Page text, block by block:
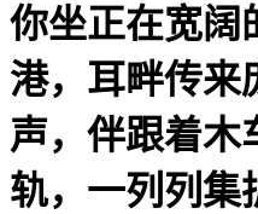
你坐正在宽阔
港，耳畔传来
声，伴跟着木
轨，一列列集